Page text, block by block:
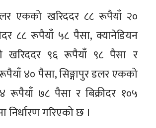
एकको खरिददर ८८ रूपैयाँ २०
८८ रूपैयाँ ५८ पैसा, क्यानेडियन
९६ रूपैयाँ ९८ पैसा र
४० पैसा, सिङ्गापुर डलर एकको
रूपैयाँ ७८ पैसा र बिक्रीदर १०५
निर्धारण गरिएको छ ।